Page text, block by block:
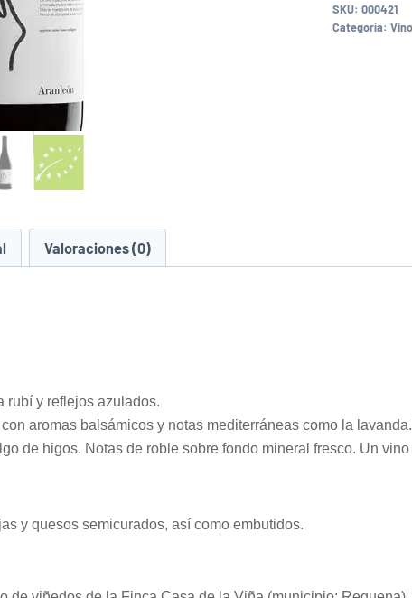
SKU: 000421
Categoría: Vino
Valoraciones (0)
rubí y reflejos azulados.
aromas balsámicos y notas mediterráneas como la
de higos. Notas de roble sobre fondo mineral fresco. Un
y quesos semicurados, así como embutidos.